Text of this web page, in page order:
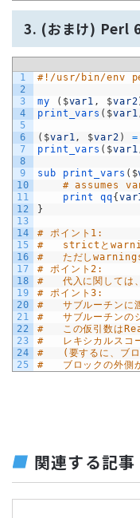
3. (おまけ) Perl
1
2
3
4
5
6
7
8
9
10
11
12
13
14
15
16
17
18
19
20
21
22
23
24
25
#!/usr/bin/env
my ( $var1 , $var2
print_vars ( $var1
( $var1 , $var2 ) =
print_vars ( $var1
sub print_vars ( $
# assumes
print
qq{
}
# ポイント1:
#   strictと
#   ただしwarnings
# ポイント2:
#   代入に関しては
# ポイント3:
#   サブルーチンに
#   サブルーチンの
#   この仮引数は
#   レキシカルスコ
#   (要するに、ブロ
#   ブロックの外側
関連する記事